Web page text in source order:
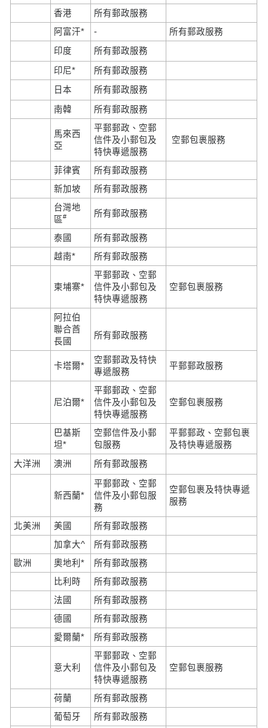
香港
所有郵政服務
阿富汗*
-
所有郵政服務
印度
所有郵政服務
印尼*
所有郵政服務
日本
所有郵政服務
南韓 所有郵政服務
馬來西
亞
平郵郵政、空郵
信件及小郵包及
特快專遞服務
空郵包裹服務
菲律賓
所有郵政服務
新加坡
所有郵政服務
台灣地
區# 所有郵政服務
泰國
所有郵政服務
越南*
所有郵政服務
柬埔寨*
平郵郵政、空郵
信件及小郵包及
特快專遞服務
空郵包裹服務
阿拉伯
聯合酋
長國
所有郵政服務
卡塔爾*
空郵郵政及特快
專遞服務
平郵郵政服務
尼泊爾*
平郵郵政、空郵
信件及小郵包及
特快專遞服務
空郵包裹服務
巴基斯
坦*
空郵信件及小郵
包服務
平郵郵政、空郵包裹
及特快專遞服務
大洋洲
澳洲 所有郵政服務
新西蘭*
平郵郵政、空郵
信件及小郵包服
務
空郵包裹及特快專遞
服務
北美洲 美國
所有郵政服務
加拿大^
所有郵政服務
歐洲
奧地利*
所有郵政服務
比利時
所有郵政服務
法國
所有郵政服務
德國
所有郵政服務
愛爾蘭*
所有郵政服務
意大利
平郵郵政、空郵
信件及小郵包及
特快專遞服務
空郵包裹服務
荷蘭
所有郵政服務
葡萄牙
所有郵政服務